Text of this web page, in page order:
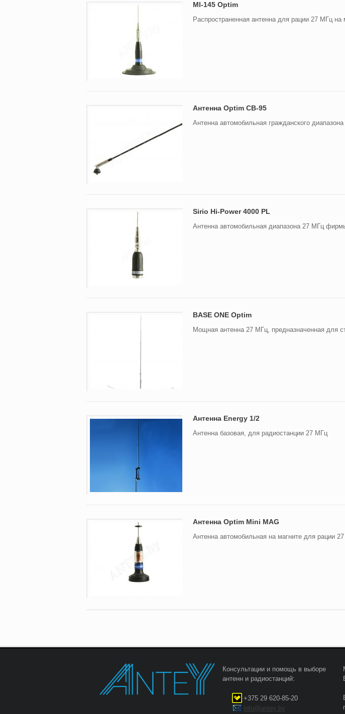
Ml-145 Optim
Распространенная антенна для рации 27 МГц на
Антенна Optim CB-95
Антенна автомобильная гражданского диапазона
Sirio Hi-Power 4000 PL
Антенна автомобильная диапазона 27 МГц
BASE ONE Optim
Мощная антенна 27 МГц, предназначенная для
Антенна Energy 1/2
Антенна базовая, для радиостанции 27 МГц
Антенна Optim Mini MAG
Антенна автомобильная на магните для рации
Консультации и помощь в выборе
антенн и радиостанций:
+375 29 620-85-20
info@antey.by